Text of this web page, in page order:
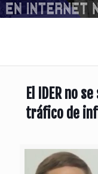
El IDER no
tráfico de